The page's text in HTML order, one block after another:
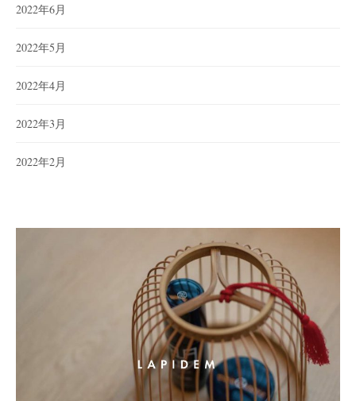
2022年6月
2022年5月
2022年4月
2022年3月
2022年2月